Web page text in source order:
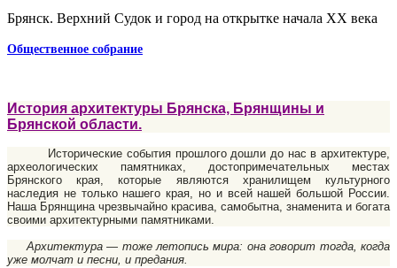
Брянск. Верхний Судок и город на открытке начала XX века
Общественное собрание
История архитектуры Брянска, Брянщины и
Брянской области.
Исторические события прошлого дошли до нас в архитектуре,
археологических памятниках, достопримечательных местах
Брянского края, которые являются хранилищем культурного
наследия не только нашего края, но и всей нашей большой России.
Наша Брянщина чрезвычайно красива, самобытна, знаменита и богата
своими архитектурными памятниками.
Архитектура — тоже летопись мира: она говорит тогда, когда
уже молчат и песни, и предания.